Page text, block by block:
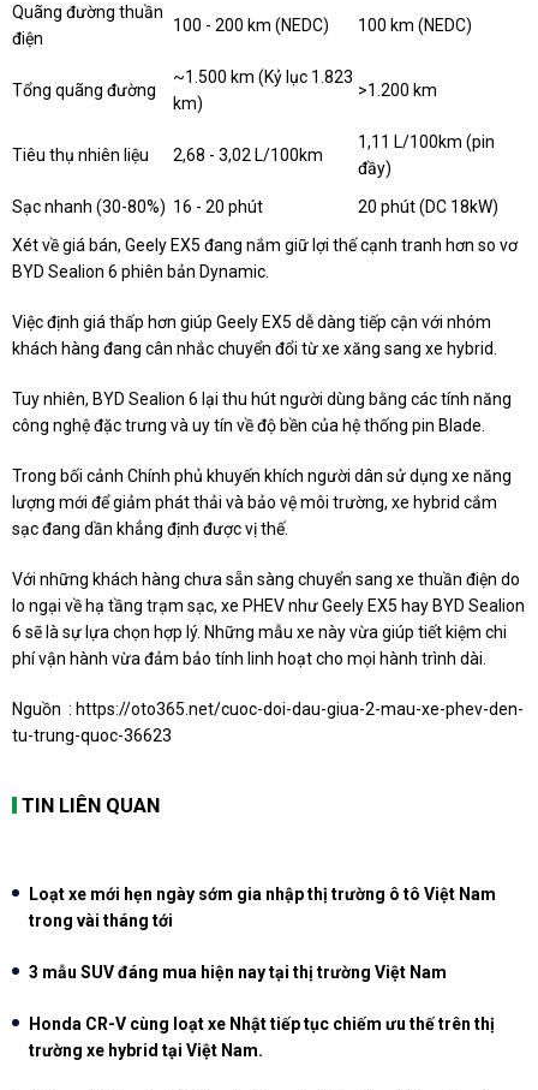
Quãng đường thuần
điện
100 - 200 km (NEDC) 100 km (NEDC)
Tổng quãng đường
~1.500 km (Kỷ lục 1.823
km)
>1.200 km
Tiêu thụ nhiên liệu 2,68 - 3,02 L/100km
1,11 L/100km (pin
đầy)
Sạc nhanh (30-80%) 16 - 20 phút
20 phút (DC 18kW)
Xét về giá bán, Geely EX5 đang nắm giữ lợi thế cạnh tranh hơn so vơ
BYD Sealion 6 phiên bản Dynamic.
Việc định giá thấp hơn giúp Geely EX5 dễ dàng tiếp cận với nhóm
khách hàng đang cân nhắc chuyển đổi từ xe xăng sang xe hybrid.
Tuy nhiên, BYD Sealion 6 lại thu hút người dùng bằng các tính năng
công nghệ đặc trưng và uy tín về độ bền của hệ thống pin Blade.
Trong bối cảnh Chính phủ khuyến khích người dân sử dụng xe năng
lượng mới để giảm phát thải và bảo vệ môi trường, xe hybrid cắm
sạc đang dần khẳng định được vị thế.
Với những khách hàng chưa sẵn sàng chuyển sang xe thuần điện do
lo ngại về hạ tầng trạm sạc, xe PHEV như Geely EX5 hay BYD Sealion
6 sẽ là sự lựa chọn hợp lý. Những mẫu xe này vừa giúp tiết kiệm chi
phí vận hành vừa đảm bảo tính linh hoạt cho mọi hành trình dài.
Nguồn : https://oto365.net/cuoc-doi-dau-giua-2-mau-xe-phev-den-
tu-trung-quoc-36623
TIN LIÊN QUAN
Loạt xe mới hẹn ngày sớm gia nhập thị trường ô tô Việt Nam
trong vài tháng tới
3 mẫu SUV đáng mua hiện nay tại thị trường Việt Nam
Honda CR-V cùng loạt xe Nhật tiếp tục chiếm ưu thế trên thị
trường xe hybrid tại Việt Nam.